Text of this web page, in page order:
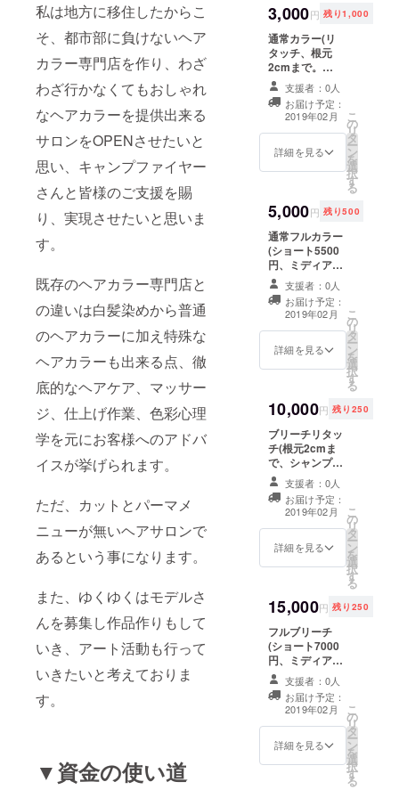
私は地方に移住したからこ
そ、都市部に負けないヘア
カラー専門店を作り、わざ
わざ行かなくてもおしゃれ
なヘアカラーを提供出来る
サロンをOPENさせたいと
思い、キャンプファイヤー
さんと皆様のご支援を賜
り、実現させたいと思いま
す。
既存のヘアカラー専門店と
の違いは白髪染めから普通
のヘアカラーに加え特殊な
ヘアカラーも出来る点、徹
底的なヘアケア、マッサー
ジ、仕上げ作業、色彩心理
学を元にお客様へのアドバ
イスが挙げられます。
ただ、カットとパーマメ
ニューが無いヘアサロンで
あるという事になります。
また、ゆくゆくはモデルさ
んを募集し作品作りもして
いき、アート活動も行って
いきたいと考えておりま
す。
▼資金の使い道
想いが募
り、安いだ
けのカラー
専門店には
出来ないハ
イクオリ
ティなカ
ラー専門店
を創り上げ
より、ダ
メージレス
化させた上
でのハイ
ファッショ
ナブルなカ
ラーを提供
していきた
い。
ルにてさん
きゅーメールを
お送りします！
3,000円 残り1,000
通常カラー(リ
タッチ、根元
2cmまで。
ショート4500
円、ミディアム
5000円、ロング
5500円、スー
パーロング7000
円。シャンプー
ブロー込み)の料
の念を込めてお
手紙を御郵送さ
せていただきま
す！ ご自身でお
使いいただくだ
けではなく、プ
レゼントや割引
券のシェアも可
能です。 ※シェ
都度使用済とさ
せていただきま
はフルカラー料
金となります。
支援者：0人
お届け予定：
2019年02月
詳細を見る
こ
の
リ
タ
ー
ン
を
選
択
す
る
5,000円 残り500
通常フルカラー
(ショート5500
円、ミディアム
6500円、ロング
7000円、スー
パーロング7500
円、シャンプー
ブロー込み)の料
金から2500円分
させていただき
ます。 割引券は
ご自身でお使い
いただくだけで
はなく、プレゼ
ントやシェアも
可能です。 ※
シェアの場合に
はその都度使用
だきます。
支援者：0人
お届け予定：
2019年02月
詳細を見る
こ
の
リ
タ
ー
ン
を
選
択
す
る
10,000円 残り250
ブリーチリタッ
チ(根元2cmま
で、シャンプー
ブロー込み)
ショート6500
円、ミディアム
7500円、ロング
8000円、スー
パーロング8500
円に使える2500
めてお手紙を御
郵送させていた
だきます。 割引
券はご自身でお
使いいただくだ
けではなく、プ
レゼントやシェ
アも可能です。
※シェアの場合に
済とさせていた
だきます。 ※根
支援者：0人
お届け予定：
2019年02月
詳細を見る
こ
の
リ
タ
ー
ン
を
選
択
す
る
15,000円 残り250
フルブリーチ
(ショート7000
円、ミディアム
8000円、ロング
8500円、スー
パーロング9000
円。シャンプー
ブロー込
み)3000円の割
支援者：0人
お届け予定：
2019年02月
詳細を見る
こ
の
リ
タ
ー
ン
を
選
択
す
る